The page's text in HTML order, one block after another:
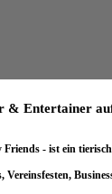
& Entertainer
- ist ein